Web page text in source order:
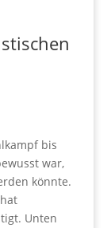
bis
war,
könnte.
Unten